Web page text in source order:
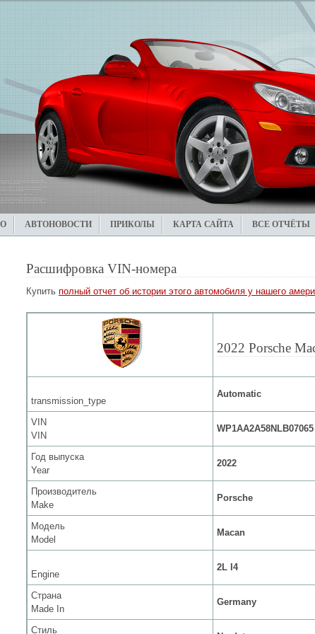
АВТОНОВОСТИ ПРИКОЛЫ КАРТА САЙТА ВСЕ ОТЧЁТЫ
Расшифровка VIN-номера
Купить полный отчет об истории этого автомобиля у нашего
2022 Porsche
transmission_type
Automatic
VIN
VIN
WP1AA2A58NLB07065
Год выпуска
Year
2022
Производитель
Make
Porsche
Модель
Model
Macan
Engine
2L I4
Страна
Made In
Germany
Стиль